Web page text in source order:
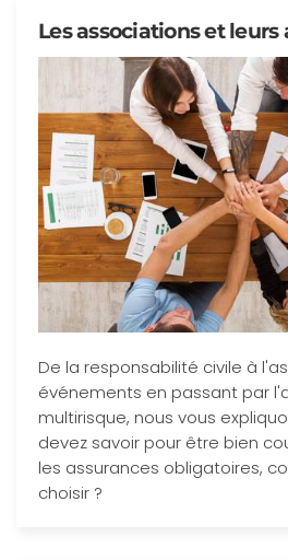
Les associations et leurs
De la responsabilité civile à
événements en passant par
multirisque, nous vous
devez savoir pour être bien
les assurances obligatoires,
choisir ?